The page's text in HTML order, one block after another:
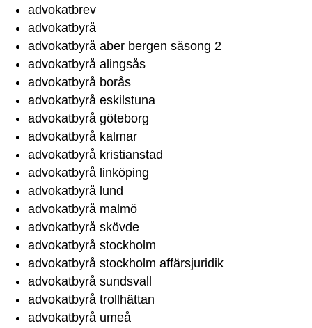
advokatbrev
advokatbyrå
advokatbyrå aber bergen säsong 2
advokatbyrå alingsås
advokatbyrå borås
advokatbyrå eskilstuna
advokatbyrå göteborg
advokatbyrå kalmar
advokatbyrå kristianstad
advokatbyrå linköping
advokatbyrå lund
advokatbyrå malmö
advokatbyrå skövde
advokatbyrå stockholm
advokatbyrå stockholm affärsjuridik
advokatbyrå sundsvall
advokatbyrå trollhättan
advokatbyrå umeå